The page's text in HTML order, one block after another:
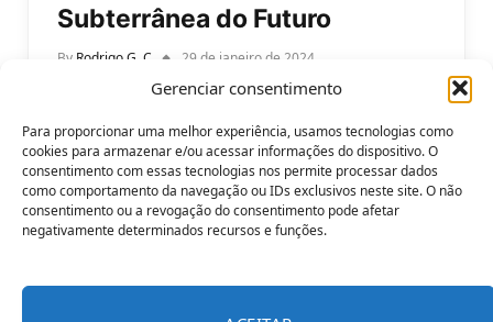
Gerenciar consentimento
Para proporcionar uma melhor experiência, usamos tecnologias como
cookies para armazenar e/ou acessar informações do dispositivo. O
consentimento com essas tecnologias nos permite processar dados
como comportamento da navegação ou IDs exclusivos neste site. O não
consentimento ou a revogação do consentimento pode afetar
negativamente determinados recursos e funções.
Subterrânea do Futuro
By Rodrigo G. C 29 de janeiro de 2024
Conheça a Aquellum: a cidade subterrânea do
futuro. Você já imaginou como seria viver em uma
cidade escondida dentro de…